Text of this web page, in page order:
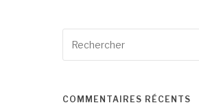
pour
COMMENTAIRES RÉCENTS